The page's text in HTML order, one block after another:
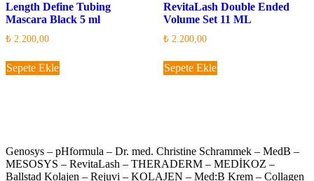
Length Define Tubing
Mascara Black 5 ml
₺ 2.200,00
Sepete Ekle
RevitaLash Double Ended
Volume Set 11 ML
₺2.200,00
Sepete Ekle
Genosys – pHformula – Dr. med. Christine Schrammek – MedB –
MESOSYS – RevitaLash – THERADERM – MEDİKOZ –
Ballstad Kolajen – Rejuvi – KOLAJEN – Med:B Krem – Collagen